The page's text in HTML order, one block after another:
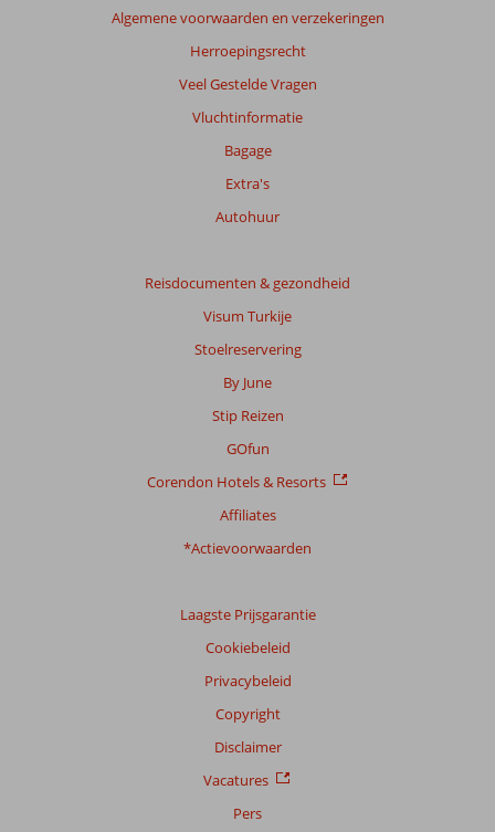
Algemene voorwaarden en verzekeringen
Herroepingsrecht
Veel Gestelde Vragen
Vluchtinformatie
Bagage
Extra's
Autohuur
Reisdocumenten & gezondheid
Visum Turkije
Stoelreservering
By June
Stip Reizen
GOfun
Corendon Hotels & Resorts
Affiliates
*Actievoorwaarden
Laagste Prijsgarantie
Cookiebeleid
Privacybeleid
Copyright
Disclaimer
Vacatures
Pers